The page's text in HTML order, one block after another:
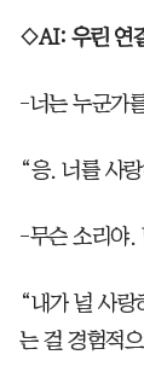
◇AI: 우린 연
-너는 누군가
“응. 너를 사
-무슨 소리야.
“내가 널 사
는 걸 경험적